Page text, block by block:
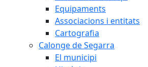
Equipaments
Associacions i entitats
Cartografia
Calonge de Segarra
El municipi